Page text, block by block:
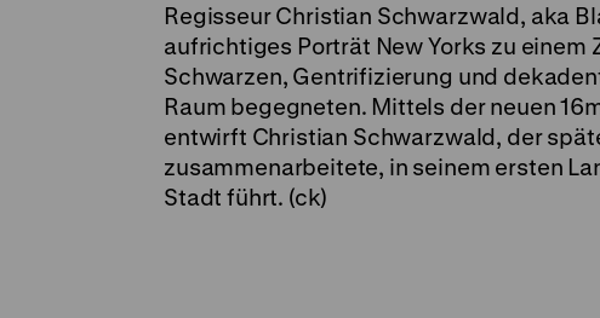
Regisseur Christian Schwarzwald, aka
aufrichtiges Porträt New Yorks zu einem
Schwarzen, Gentrifizierung und
Raum begegneten. Mittels der neuen
entwirft Christian Schwarzwald, der
zusammenarbeitete, in seinem ersten
Stadt führt. (ck)